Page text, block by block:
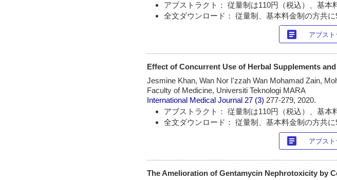
アブストラクト： 従量制は110円（税込）、基本
全文ダウンロード： 従量制、基本料金制の方共に
article アブス
Effect of Concurrent Use of Herbal Supplements
Jesmine Khan, Wan Nor I'zzah Wan Mohamad Zain,
Faculty of Medicine, Universiti Teknologi MARA
International Medical Journal 27 (3) 277-279, 2020.
アブストラクト： 従量制は110円（税込）、基本
全文ダウンロード： 従量制、基本料金制の方共に
article アブス
The Amelioration of Gentamycin Nephrotoxicity by